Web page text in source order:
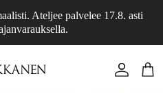
Ateljee palvelee 17.8. asti
Tili